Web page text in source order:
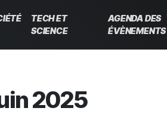
TECH ET
SCIENCE
AGENDA DES
ÉVÈNEMENTS
2025